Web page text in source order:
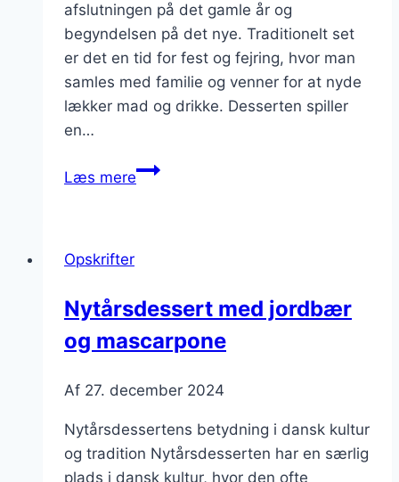
afslutningen på det gamle år og
begyndelsen på det nye. Traditionelt set
er det en tid for fest og fejring, hvor man
samles med familie og venner for at nyde
lækker mad og drikke. Desserten spiller
en…
Læs mereNytårsdessert
Opskrifter
Nytårsdessert med jordbær
og mascarpone
Af 27. december 2024
Nytårsdessertens betydning i dansk kultur
og tradition Nytårsdesserten har en særlig
plads i dansk kultur, hvor den ofte